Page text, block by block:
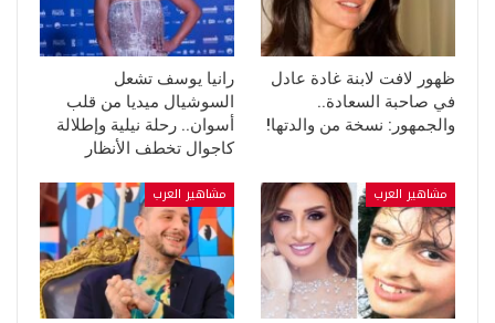
ظهور لافت لابنة غادة عادل
في صاحبة السعادة..
والجمهور: نسخة من والدتها!
رانيا يوسف تشعل
السوشيال ميديا من قلب
أسوان.. رحلة نيلية وإطلالة
كاجوال تخطف الأنظار
مشاهير العرب مشاهير العرب